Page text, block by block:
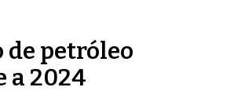
petróleo
a 2024